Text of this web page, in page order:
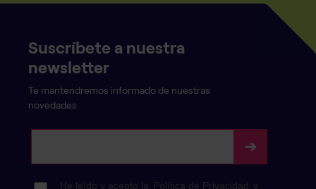
Suscríbete a nuestra
newsletter
Te mantendremos informado de nuestras
novedades.